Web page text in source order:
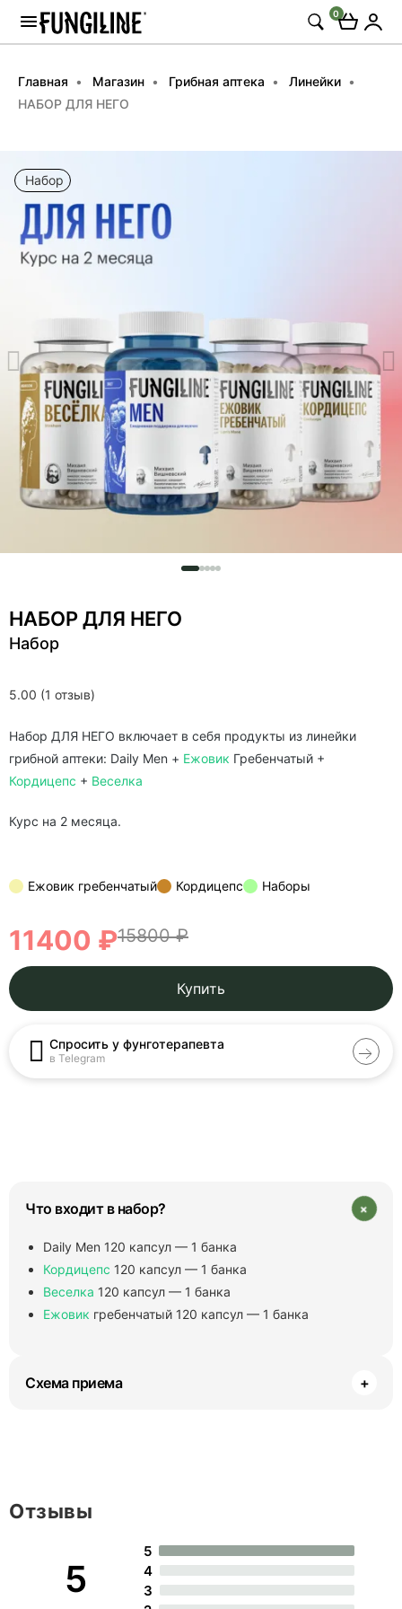
0
Главная Магазин Грибная аптека
Линейки
НАБОР ДЛЯ НЕГО
Набор
5.00 (1 отзыв)
НАБОР ДЛЯ НЕГО
Набор
Набор ДЛЯ НЕГО включает в себя продукты из линейки
грибной аптеки: Daily Men + Ежовик Гребенчатый +
Кордицепс + Веселка
Курс на 2 месяца.
Ежовик гребенчатый Кордицепс Наборы
11400 ₽15800 ₽
Купить
Спросить у фунготерапевта
в Telegram
Что входит в набор? +
Daily Men 120 капсул — 1 банка
Кордицепс 120 капсул — 1 банка
Веселка 120 капсул — 1 банка
Ежовик гребенчатый 120 капсул — 1 банка
Схема приема +
5
5
4
3
Отзывы